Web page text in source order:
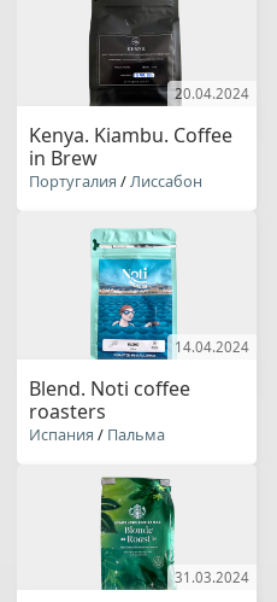
20.04.2024
Kenya. Kiambu. Coffee
in Brew
Португалия /Лиссабон
14.04.2024
Blend. Noti coffee
roasters
Испания / Пальма
31.03.2024